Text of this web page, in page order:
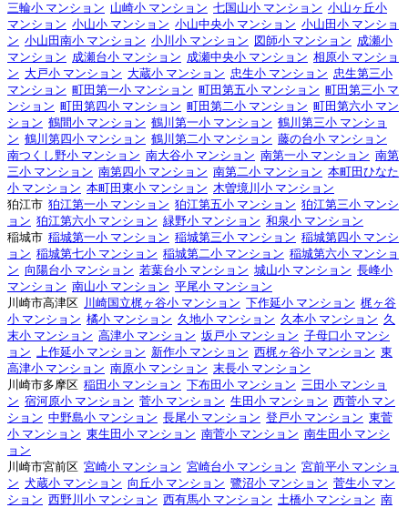
三輪小 マンション 山崎小 マンション 七国山小 マンション 小山ヶ丘小
マンション 小山小 マンション 小山中央小 マンション 小山田小 マンショ
ン 小山田南小 マンション 小川小 マンション 図師小 マンション 成瀬小
マンション 成瀬台小 マンション 成瀬中央小 マンション 相原小 マンショ
ン 大戸小 マンション 大蔵小 マンション 忠生小 マンション 忠生第三小
マンション 町田第一小 マンション 町田第五小 マンション 町田第三小 マ
ンション 町田第四小 マンション 町田第二小 マンション 町田第六小 マン
ション 鶴間小 マンション 鶴川第一小 マンション 鶴川第三小 マンショ
ン 鶴川第四小 マンション 鶴川第二小 マンション 藤の台小 マンション
南つくし野小 マンション 南大谷小 マンション 南第一小 マンション 南第
三小 マンション 南第四小 マンション 南第二小 マンション 本町田ひなた
小 マンション 本町田東小 マンション 木曽境川小 マンション
狛江市 狛江第一小 マンション 狛江第五小 マンション 狛江第三小 マンシ
ョン 狛江第六小 マンション 緑野小 マンション 和泉小 マンション
稲城市 稲城第一小 マンション 稲城第三小 マンション 稲城第四小 マンシ
ョン 稲城第七小 マンション 稲城第二小 マンション 稲城第六小 マンショ
ン 向陽台小 マンション 若葉台小 マンション 城山小 マンション 長峰小
マンション 南山小 マンション 平尾小 マンション
川崎市高津区 川崎国立梶ヶ谷小 マンション 下作延小 マンション 梶ヶ谷
小 マンション 橘小 マンション 久地小 マンション 久本小 マンション 久
末小 マンション 高津小 マンション 坂戸小 マンション 子母口小 マンシ
ョン 上作延小 マンション 新作小 マンション 西梶ヶ谷小 マンション 東
高津小 マンション 南原小 マンション 末長小 マンション
川崎市多摩区 稲田小 マンション 下布田小 マンション 三田小 マンショ
ン 宿河原小 マンション 菅小 マンション 生田小 マンション 西菅小 マン
ション 中野島小 マンション 長尾小 マンション 登戸小 マンション 東菅
小 マンション 東生田小 マンション 南菅小 マンション 南生田小 マンシ
ョン
川崎市宮前区 宮崎小 マンション 宮崎台小 マンション 宮前平小 マンショ
ン 犬蔵小 マンション 向丘小 マンション 鷺沼小 マンション 菅生小 マン
ション 西野川小 マンション 西有馬小 マンション 土橋小 マンション 南